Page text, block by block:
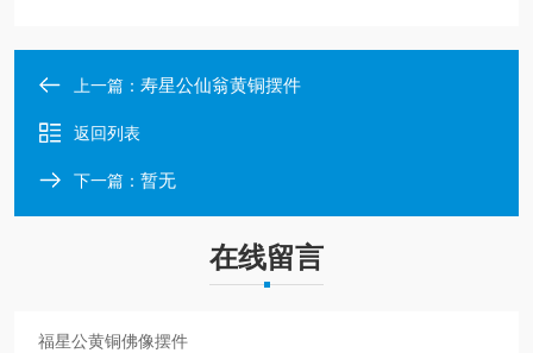
上一篇： 寿星公仙翁黄铜摆件
返回列表
下一篇： 暂无
在线留言